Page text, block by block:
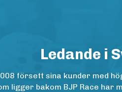
Ledande i
försett sina kunder med
ligger bakom BJP Race